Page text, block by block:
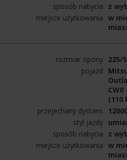
sposób nabycia
z
miejsce użytkowania w
rozmiar opony 225/
pojazd
CW0
(110
przejechany dystans
styl jazdy
sposób nabycia
z
miejsce użytkowania w